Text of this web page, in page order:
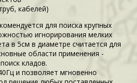
кабелей)
для поиска крупных
игнорирования мелких
в 5см в диаметре считается для
области применения -
кладов.
и позволяет мгновенно